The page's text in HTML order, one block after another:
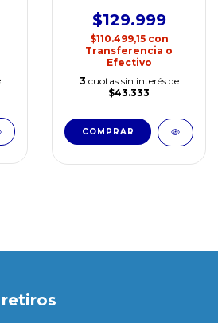
$129.999
$110.499,15 con
Transferencia o
Efectivo
3 cuotas sin interés de
$43.333